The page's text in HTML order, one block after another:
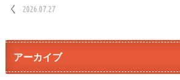
く
2026.07.27
アーカイブ